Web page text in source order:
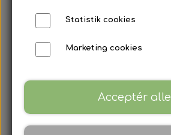
Plakater
Blog
Om
Statistik cookies
Marketing cookies
Acceptér alle